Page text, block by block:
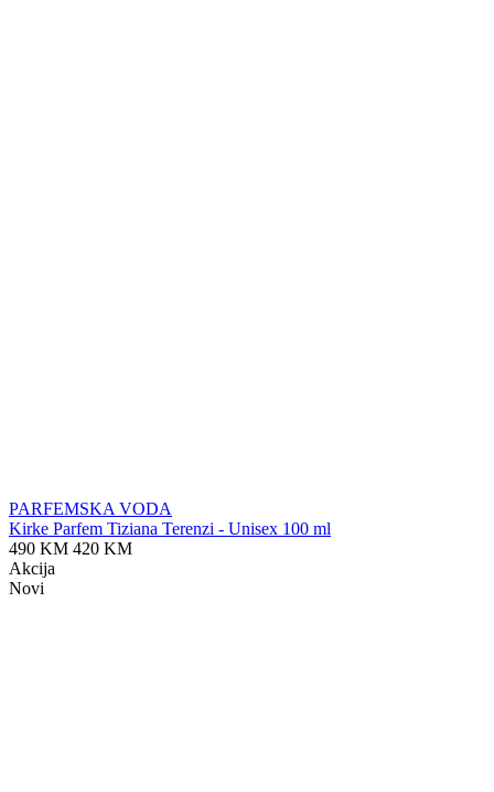
PARFEMSKA VODA
Kirke Parfem Tiziana Terenzi - Unisex 100 ml
490 KM 420 KM
Akcija
Novi